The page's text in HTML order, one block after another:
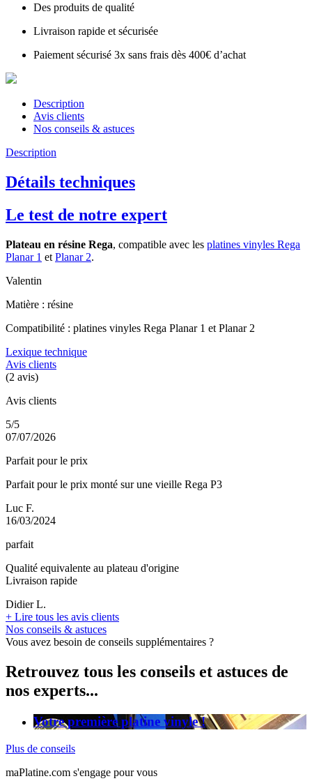
Des produits de qualité
Livraison rapide et sécurisée
Paiement sécurisé 3x sans frais dès 400€ d’achat
Description
Avis clients
Nos conseils & astuces
Description
Détails techniques
Le test de notre expert
Plateau en résine Rega, compatible avec les platines vinyles Rega
Planar 1 et Planar 2.
Valentin
Matière : résine
Compatibilité : platines vinyles Rega Planar 1 et Planar 2
Lexique technique
Avis clients
(2 avis)
Avis clients
5/5
07/07/2026
Parfait pour le prix
Parfait pour le prix monté sur une vieille Rega P3
Luc F.
16/03/2024
parfait
Qualité equivalente au plateau d'origine
Livraison rapide
Didier L.
+ Lire tous les avis clients
Nos conseils & astuces
Vous avez besoin de conseils supplémentaires ?
Retrouvez tous les conseils et astuces de
nos experts...
Votre première platine vinyle !
Plus de conseils
maPlatine.com s'engage pour vous